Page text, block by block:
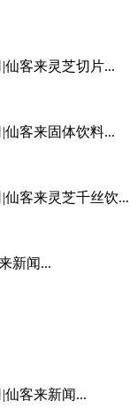
客来灵芝切片...
客来固体饮料...
客来灵芝千丝饮...
新闻...
仙客来新闻...